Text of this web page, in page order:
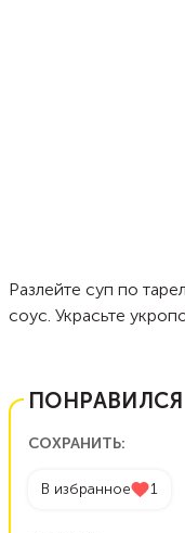
Разлейте суп по
соус. Украсьте
СОХРАНИТЬ:
В избранное 1